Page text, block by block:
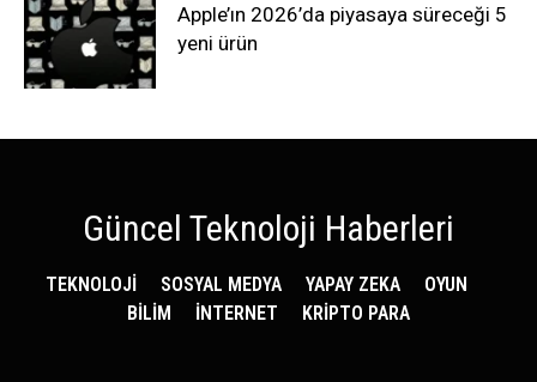
Apple’ın 2026’da piyasaya süreceği 5
yeni ürün
Güncel Teknoloji Haberleri
TEKNOLOJİ SOSYAL MEDYA YAPAY ZEKA
OYUN
BİLİM
İNTERNET KRİPTO PARA